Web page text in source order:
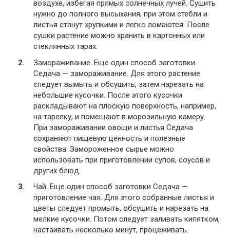
воздухе, избегая прямых солнечных лучей. Сушить
нужно до полного высыхания, при этом стебли и
листья станут хрупкими и легко ломаются. После
сушки растение можно хранить в картонных или
стеклянных тарах.
Замораживание. Еще один способ заготовки
Седача — замораживание. Для этого растение
следует вымыть и обсушить, затем нарезать на
небольшие кусочки. После этого кусочки
раскладывают на плоскую поверхность, например,
на тарелку, и помещают в морозильную камеру.
При замораживании овощи и листья Седача
сохраняют пищевую ценность и полезные
свойства. Замороженное сырье можно
использовать при приготовлении супов, соусов и
других блюд.
Чай. Еще один способ заготовки Седача —
приготовление чая. Для этого собранные листья и
цветы следует промыть, обсушить и нарезать на
мелкие кусочки. Потом следует заливать кипятком,
настаивать несколько минут, процеживать.